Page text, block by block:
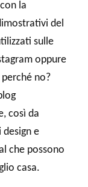
la
del
sulle
oppure
perché no?
così da
e
che possono
casa.